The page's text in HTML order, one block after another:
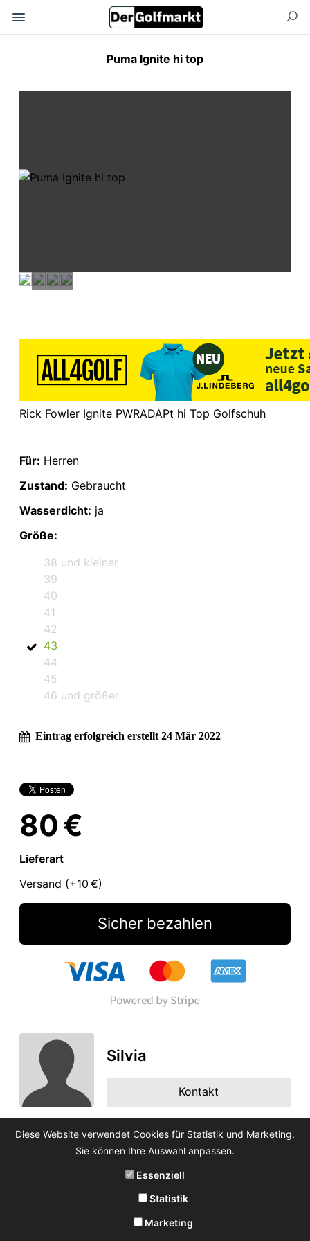
Puma Ignite hi top
Rick Fowler Ignite PWRADAPt hi Top Golfschuh
Für: Herren
Zustand: Gebraucht
Wasserdicht: ja
Größe:
38 und kleiner
39
40
41
42
43
44
45
46 und größer
Eintrag erfolgreich erstellt 24 Mär 2022
80 €
Lieferart
Versand (+10 €)
Sicher bezahlen
Silvia
Kontakt
Diese Website verwendet Cookies für Statistik und Marketing.
Sie können Ihre Auswahl anpassen.
Essenziell
Statistik
Marketing